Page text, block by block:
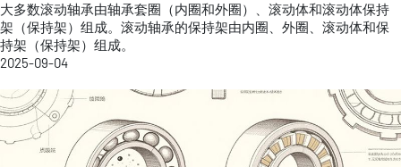
大多数滚动轴承由轴承套圈（内圈和外圈）、滚动体和滚动体保持
架（保持架）组成。滚动轴承的保持架由内圈、外圈、滚动体和保
持架（保持架）组成。
2025-09-04